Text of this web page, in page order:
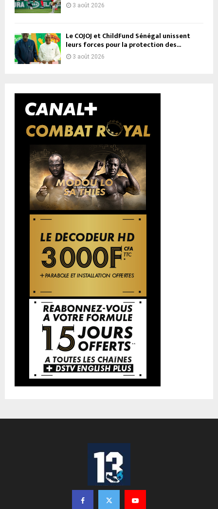
3 août 2026
Le COJOJ et ChildFund Sénégal unissent
leurs forces pour la protection des...
3 août 2026